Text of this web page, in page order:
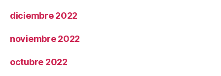
diciembre 2022
noviembre 2022
octubre 2022